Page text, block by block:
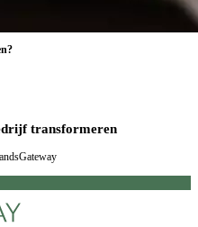
transformeren